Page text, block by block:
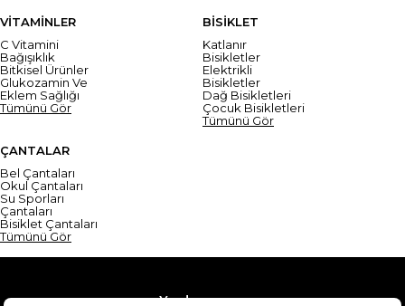
VİTAMİNLER
C Vitamini
Bağışıklık
Bitkisel Ürünler
Glukozamin Ve
Eklem Sağlığı
Tümünü Gör
BİSİKLET
Katlanır
Bisikletler
Elektrikli
Bisikletler
Dağ Bisikletleri
Çocuk Bisikletleri
Tümünü Gör
ÇANTALAR
Bel Çantaları
Okul Çantaları
Su Sporları
Çantaları
Bisiklet Çantaları
Tümünü Gör
Yardım